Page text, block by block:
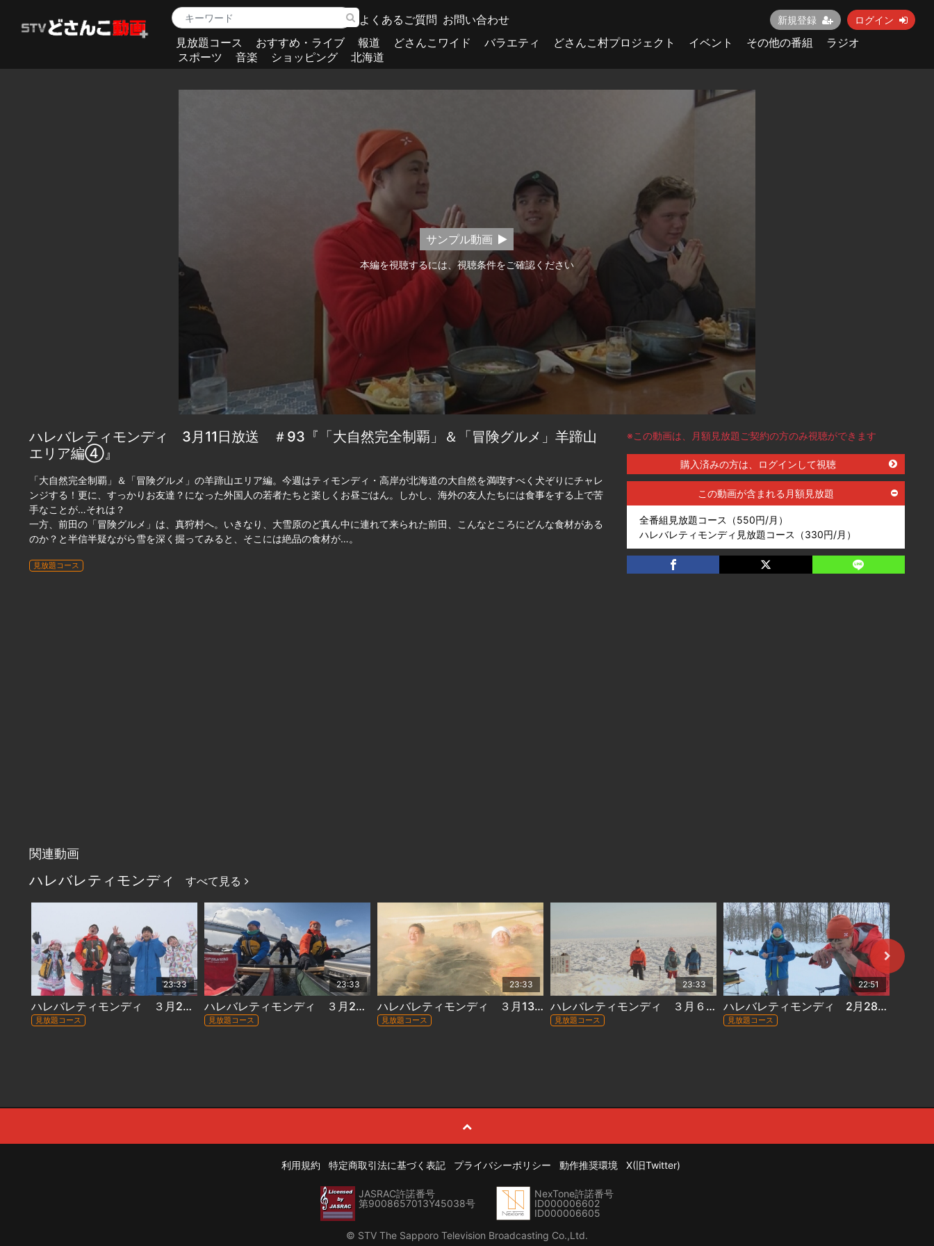
よくあるご質問 お問い合わせ 新規登録 ログイン
見放題コース おすすめ・ライブ 報道 どさんこワイド バラエティ どさんこ村プロジェクト イベント その他の番組
ラジオ
スポーツ
音楽 ショッピング 北海道
サンプル動画
本編を視聴するには、視聴条件をご確認ください
ハレバレティモンディ 3月11日放送 ＃93『「大自然完全制覇」＆「冒険グルメ」羊蹄山
エリア編④』
「大自然完全制覇」＆「冒険グルメ」の羊蹄山エリア編。今週はティモンディ・高岸が北海道の大自然を満喫すべく犬ぞりにチャレ
ンジする！更に、すっかりお友達？になった外国人の若者たちと楽しくお昼ごはん。しかし、海外の友人たちには食事をする上で苦
手なことが…それは？
一方、前田の「冒険グルメ」は、真狩村へ。いきなり、大雪原のど真ん中に連れて来られた前田、こんなところにどんな食材がある
のか？と半信半疑ながら雪を深く掘ってみると、そこには絶品の食材が…。
見放題コース
※この動画は、月額見放題ご契約の方のみ視聴ができます
購入済みの方は、ログインして視聴
この動画が含まれる月額見放題
全番組見放題コース（550円/月）
ハレバレティモンディ見放題コース（330円/月）
関連動画
ハレバレティモンディ すべて見る
23:33
ハレバレティモンディ ３月27日放送 #145『「大自然完全制覇」石狩川完全制覇・厳冬編ラストラン』
見放題コース
23:33
ハレバレティモンディ ３月20日放送 #144『「大自然完全制覇」石狩川完全制覇・厳冬編』
見放題コース
23:33
ハレバレティモンディ ３月13日放送 #143『「大自然完全制覇」流氷を望む絶景アイスクライミング（後編）』
見放題コース
23:33
ハレバレティモンディ ３月６日放送 #142『「大自然完全制覇」流氷を望む絶景アイスクライミング（前編）』
見放題コース
22:51
ハレバレティモンディ 2月28日放送 #141『「大冒険グルメ」極上のキャンプ飯を作れ！網走編』
見放題コース
利用規約 特定商取引法に基づく表記 プライバシーポリシー 動作推奨環境 X(旧Twitter)
JASRAC許諾番号
第9008657013Y45038号
NexTone許諾番号
ID000006602
ID000006605
© STV The Sapporo Television Broadcasting Co.,Ltd.